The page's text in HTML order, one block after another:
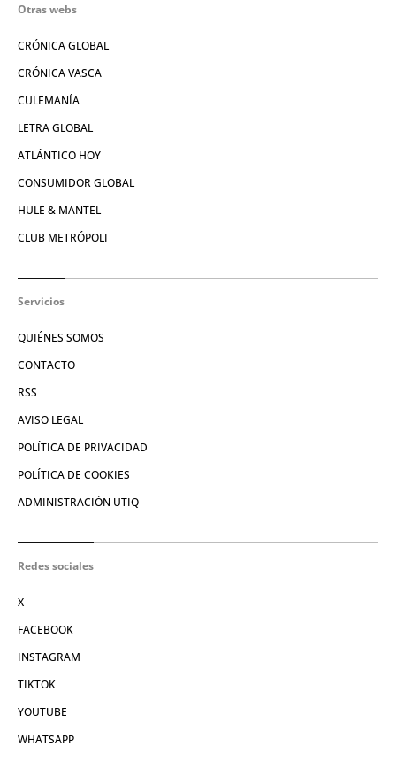
Otras webs
CRÓNICA GLOBAL
CRÓNICA VASCA
CULEMANÍA
LETRA GLOBAL
ATLÁNTICO HOY
CONSUMIDOR GLOBAL
HULE & MANTEL
CLUB METRÓPOLI
Servicios
QUIÉNES SOMOS
CONTACTO
RSS
AVISO LEGAL
POLÍTICA DE PRIVACIDAD
POLÍTICA DE COOKIES
ADMINISTRACIÓN UTIQ
Redes sociales
X
FACEBOOK
INSTAGRAM
TIKTOK
YOUTUBE
WHATSAPP